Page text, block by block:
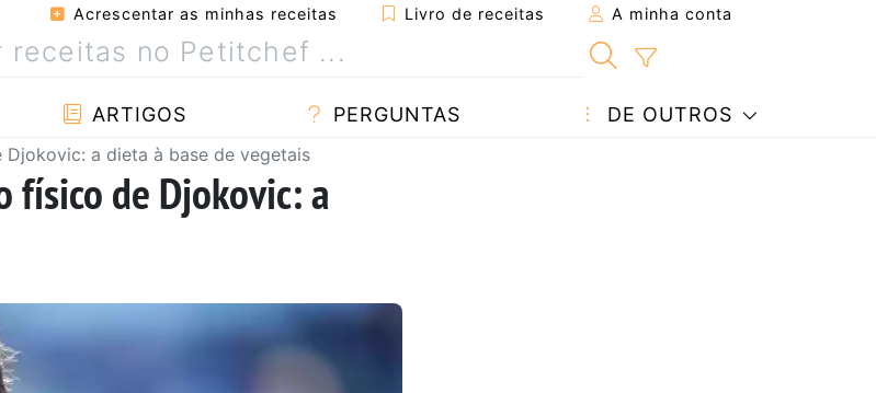
Acrescentar as minhas receitas Livro de receitas A minha conta
ARTIGOS PERGUNTAS DE OUTROS
a dieta à base de vegetais
físico de Djokovic: a